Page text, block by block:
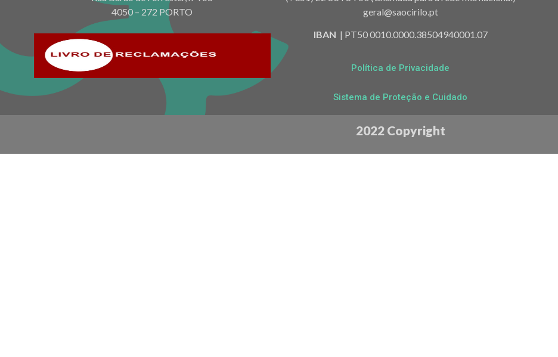
4050 – 272 PORTO
geral@saocirilo.pt
IBAN | PT50 0010.0000.38504940001.07
Política de Privacidade
Sistema de Proteção e Cuidado
2022 Copyright